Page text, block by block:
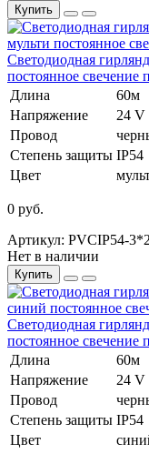
Купить
Светодиодная
постоянное
Длина
60м
Напряжение
24 V
Провод
Степень защиты IP54
Цвет
0 руб.
Артикул: PVCIP54-
Нет в наличии
Купить
Светодиодная
постоянное
Длина
60м
Напряжение
24 V
Провод
Степень защиты IP54
Цвет